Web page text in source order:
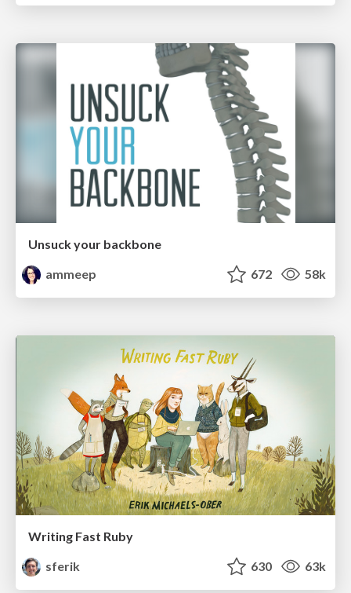
Unsuck your backbone
ammeep
672 58k
Writing Fast Ruby
sferik
630 63k